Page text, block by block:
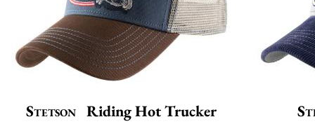
Stetson Riding Hot Trucker